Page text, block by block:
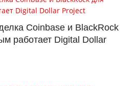
Coinbase и BlackRock
работает Digital Dollar